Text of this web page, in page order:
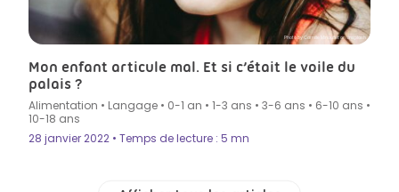
Photo by Camille Minouflet on Unsplash
Mon enfant articule mal. Et si c’était le voile du
palais ?
Alimentation • Langage • 0-1 an • 1-3 ans • 3-6 ans • 6-10 ans •
10-18 ans
28 janvier 2022 • Temps de lecture : 5 mn